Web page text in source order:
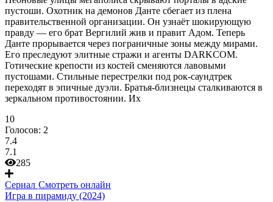
пустоши. Охотник на демонов Данте сбегает из плена
правительственной организации. Он узнаёт шокирующую
правду — его брат Вергилий жив и правит Адом. Теперь
Данте прорывается через пограничные зоны между мирами.
Его преследуют элитные стражи и агенты DARKCOM.
Готические крепости из костей сменяются лавовыми
пустошами. Стильные перестрелки под рок-саундтрек
переходят в эпичные дуэли. Братья-близнецы сталкиваются в
зеркальном противостоянии. Их
10
Голосов: 2
7.4
7.1
285
Сериал Смотреть онлайн
Игра в пирамиду (2024)